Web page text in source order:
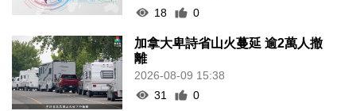
18
0
加拿大卑詩省山火蔓延 逾2萬人撤
離
2026-08-09 15:38
31
0